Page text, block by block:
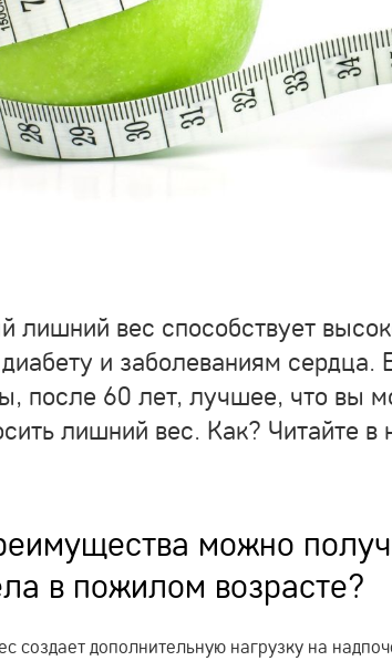
лишний вес способствует
и заболеваниям сердца.
после 60 лет, лучшее, что вы
лишний вес. Как? Читайте в
можно
в пожилом возрасте?
создает дополнительную нагрузку на